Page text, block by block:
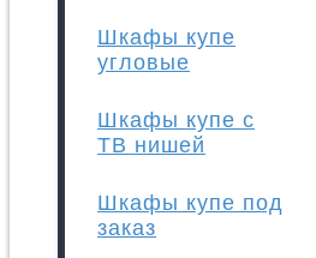
Шкафы купе
угловые
Шкафы купе с
ТВ нишей
Шкафы купе под
заказ